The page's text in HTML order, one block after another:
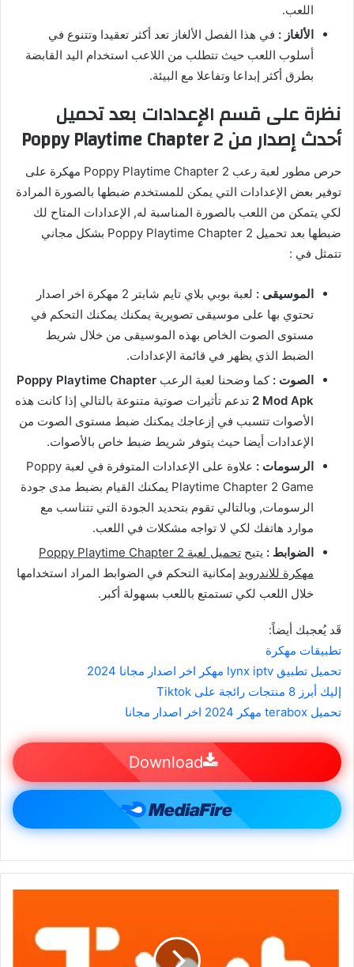
اللعب.
الألغاز : في هذا الفصل الألغاز تعد أكثر تعقيدا وتتنوع في
أسلوب اللعب حيث تتطلب من اللاعب استخدام اليد القابضة
بطرق أكثر إبداعا وتفاعلا مع البيئة.
نظرة على قسم الإعدادات بعد تحميل
أحدث إصدار من Poppy Playtime Chapter 2
حرص مطور لعبة رعب Poppy Playtime Chapter 2 مهكرة على
توفير بعض الإعدادات التي يمكن للمستخدم ضبطها بالصورة المرادة
لكي يتمكن من اللعب بالصورة المناسبة له, الإعدادات المتاح لك
ضبطها بعد تحميل Poppy Playtime Chapter 2 بشكل مجاني
تتمثل في :
الموسيقى :
لعبة بوبي بلاي تايم شابتر 2 مهكرة اخر اصدار
تحتوي بها على موسيقى تصويرية يمكنك يمكنك التحكم في
مستوى الصوت الخاص بهذه الموسيقى من خلال شريط
الضبط الذي يظهر في قائمة الإعدادات.
الصوت : كما وضحنا لعبة الرعب Poppy Playtime Chapter
2 Mod Apk تدعم تأثيرات صوتية متنوعة بالتالي إذا كانت هذه
الأصوات تتسبب في إزعاجك يمكنك ضبط مستوى الصوت من
الإعدادات أيضا حيث يتوفر شريط ضبط خاص بالأصوات.
الرسومات :
علاوة على الإعدادات المتوفرة في لعبة Poppy
Playtime Chapter 2 Game يمكنك القيام بضبط مدى جودة
الرسومات, وبالتالي تقوم بتحديد الجودة التي تتناسب مع
موارد هاتفك لكي لا تواجه مشكلات في اللعب.
الضوابط : يتيح
تحميل لعبة Poppy Playtime Chapter 2
مهكرة للاندرويد إمكانية التحكم في الضوابط المراد استخدامها
خلال اللعب لكي تستمتع باللعب بسهولة أكبر.
قَد يُعجبك أيضاً:
تطبيقات مهكرة
تحميل تطبيق lynx iptv مهكر اخر اصدار مجانا 2024
إليك أبرز 8 منتجات رائجة على Tiktok
تحميل terabox مهكر 2024 اخر اصدار مجانا
Download